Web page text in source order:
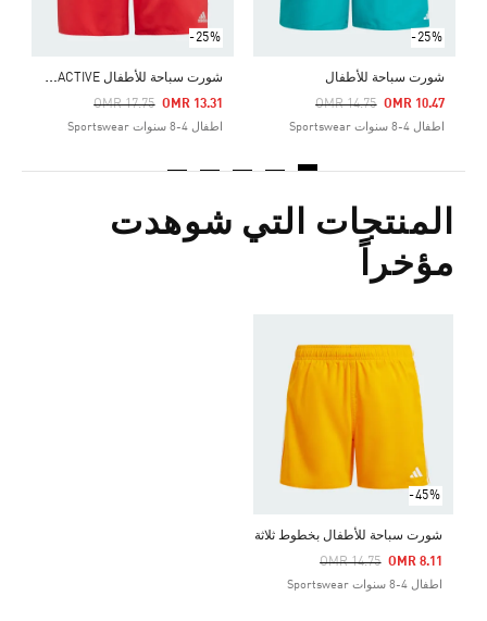
-25%
شورت سباحة للأطفال
Price Reduced From
OMR 14.75
To OMR 10.47
اطفال 4-8 سنوات Sportswear
-25%
ش
ورت سباحة للأطفال WATER-REACTIVE
Price Reduced From
OMR 17.75
To OMR 13.31
اطفال 4-8 سنوات Sportswear
المنتجات التي شوهدت
مؤخراً
-45%
شورت سباحة للأطفال بخطوط ثلاثة
Price Reduced From
OMR 14.75
To OMR 8.11
اطفال 4-8 سنوات Sportswear